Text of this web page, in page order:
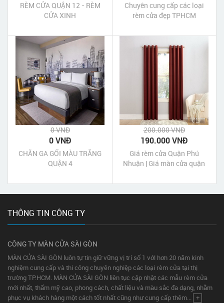
RÈM CỬA QUẬN 12 - RÈM
CỬA XINH
Chuyên cung cấp các loại
rèm cửa đẹp TPHCM
0 VNĐ
0 VNĐ
CHĂN GA GỐI MÀU TRẮNG
QUẬN 4
200.000 VNĐ
190.000 VNĐ
Giá rèm cửa Quận Phú
Nhuận | Giá màn cửa quận
THÔNG TIN CÔNG TY
CÔNG TY MÀN CỬA SÀI GÒN
MÀN CỬA SÀI GÒN luôn tự tin giữ vững vị trí số 1 với hơn 20 năm kinh
nghiệm cung cấp và thi công chuyên nghiệp các loại rèm cửa tại thị
trường TP.HCM. MÀN CỬA SÀI GÒN liên tục cập nhật các mẫu rèm cửa
mới nhất, thẩm mỹ cao, phong cách, chất liệu và màu sắc đa dạng, nhằm
phục vụ khách hàng một cách tốt nhất cũng như cung cấp thêm... +